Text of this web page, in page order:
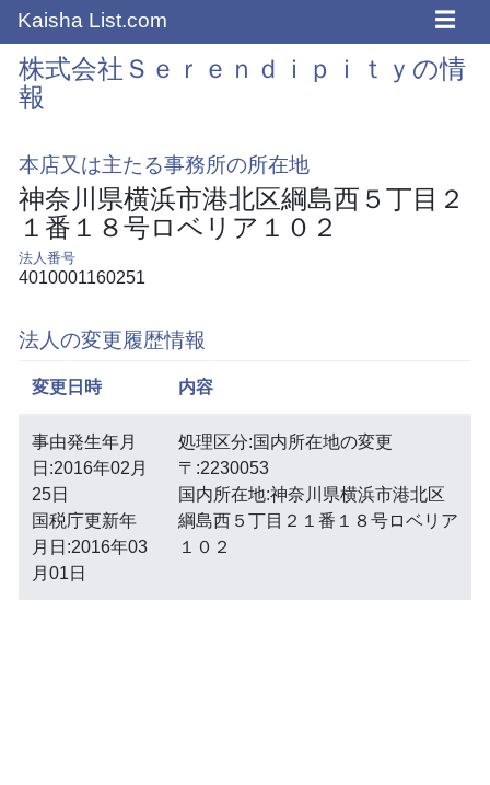
Kaisha List.com ☰
株式会社Ｓｅｒｅｎｄｉｐｉｔｙの情
報
本店又は主たる事務所の所在地
神奈川県横浜市港北区綱島西５丁目２
１番１８号ロベリア１０２
法人番号
4010001160251
法人の変更履歴情報
変更日時 内容
事由発生年月
日:2016年02月
25日
国税庁更新年
月日:2016年03
月01日
処理区分:国内所在地の変更
〒:2230053
国内所在地:神奈川県横浜市港北区
綱島西５丁目２１番１８号ロベリア
１０２